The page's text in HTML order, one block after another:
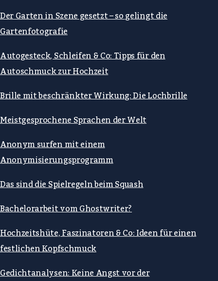
Der Garten in Szene gesetzt – so gelingt die
Gartenfotografie
Autogesteck, Schleifen & Co: Tipps für den
Autoschmuck zur Hochzeit
Brille mit beschränkter Wirkung: Die Lochbrille
Meistgesprochene Sprachen der Welt
Anonym surfen mit einem
Anonymisierungsprogramm
Das sind die Spielregeln beim Squash
Bachelorarbeit vom Ghostwriter?
Hochzeitshüte, Faszinatoren & Co: Ideen für einen
festlichen Kopfschmuck
Gedichtanalysen: Keine Angst vor der